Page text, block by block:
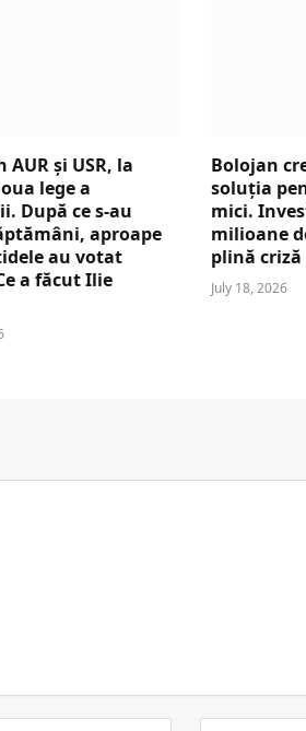
AUR și USR, la
lege a
După ce s-au
aproape
au votat
a făcut Ilie
Bolojan
soluția
mici.
milioane
plină criză
July 18, 2026